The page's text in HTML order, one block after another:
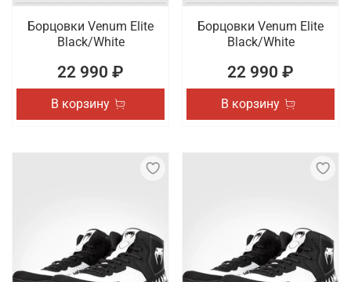
Борцовки Venum Elite
Black/White
22 990 ₽
В корзину
Борцовки Venum Elite
Black/White
22 990 ₽
В корзину